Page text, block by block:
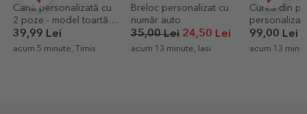
Breloc personalizat cu
număr auto
35,00 Lei
acum 13 minute, Iasi
Curea din piele
personalizată cu nume
99,00 Lei
acum 13 minute, Iasi
Halbă de
Royalty
49,00 Lei
acum 13